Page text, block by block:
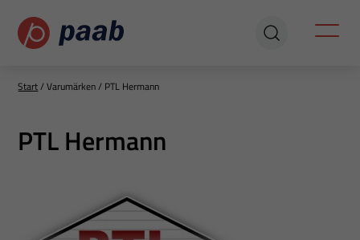
Start/Varumärken/ PTL Hermann
PTL Hermann